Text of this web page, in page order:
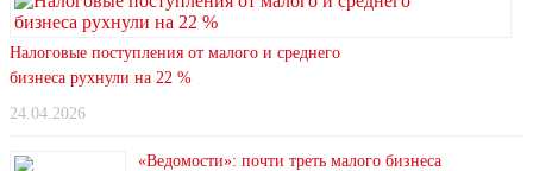
Налоговые поступления от малого и среднего
бизнеса рухнули на 22 %
24.04.2026
«Ведомости»: почти треть малого бизнеса